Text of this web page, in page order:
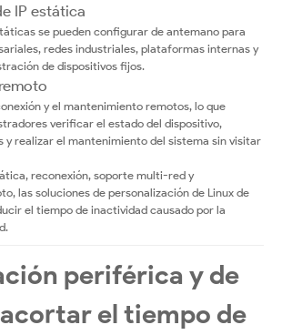
IP estática
se pueden configurar de antemano para
redes industriales, plataformas internas y
de dispositivos fijos.
y el mantenimiento remotos, lo que
verificar el estado del dispositivo,
y realizar el mantenimiento del sistema sin visitar
reconexión, soporte multi-red y
las soluciones de personalización de Linux de
el tiempo de inactividad causado por la
periférica y de
el tiempo de